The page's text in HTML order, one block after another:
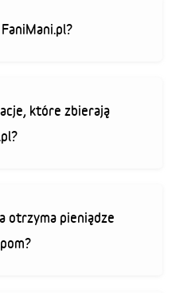
które zbierają
otrzyma pieniądze